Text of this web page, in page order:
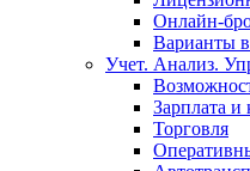
Онлайн-
Варианты
Учет. Анализ.
Зарплата и
Торговля